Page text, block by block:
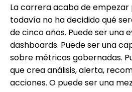
La carrera acaba de
todavía no ha decidido qué
de cinco años. Puede ser una
dashboards. Puede ser una
sobre métricas gobernadas.
que crea análisis, alerta,
acciones. O puede ser una